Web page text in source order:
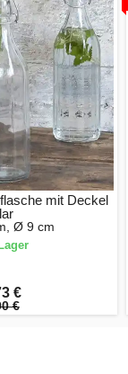
mit Deckel
Ø 9 cm
€
€